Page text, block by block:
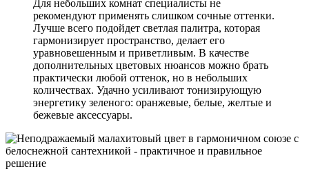
Для небольших комнат специалисты не
рекомендуют применять слишком сочные оттенки.
Лучше всего подойдет светлая палитра, которая
гармонизирует пространство, делает его
уравновешенным и приветливым. В качестве
дополнительных цветовых нюансов можно брать
практически любой оттенок, но в небольших
количествах. Удачно усиливают тонизирующую
энергетику зеленого: оранжевые, белые, желтые и
бежевые аксессуары.